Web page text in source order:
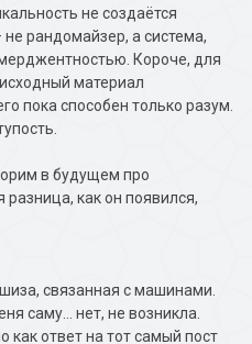
не создаётся
рандомайзер, а система,
Короче, для
материал
пока способен только разум.
в будущем про
разница, как он появился,
связанная с машинами.
саму… нет, не возникла.
как ответ на тот самый пост